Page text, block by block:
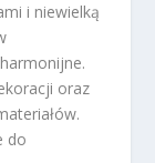
i niewielką
oraz
do